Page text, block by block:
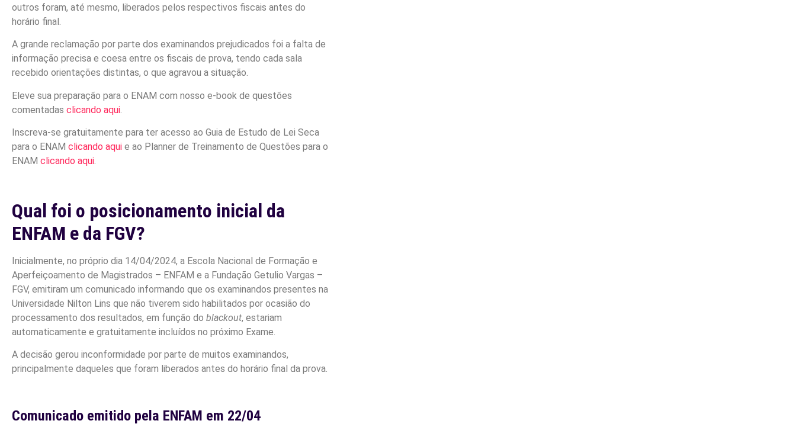
outros foram, até mesmo, liberados pelos respectivos fiscais antes do
horário final.
A grande reclamação por parte dos examinandos prejudicados foi a falta de
informação precisa e coesa entre os fiscais de prova, tendo cada sala
recebido orientações distintas, o que agravou a situação.
Eleve sua preparação para o ENAM com nosso e-book de questões
comentadas clicando aqui
Inscreva-se gratuitamente para ter acesso ao Guia de Estudo de Lei Seca
para o ENAM clicando aqui e ao Planner de Treinamento de Questões para o
ENAM clicando aqui.
Qual foi o posicionamento inicial da
ENFAM e da FGV?
Inicialmente, no próprio dia 14/04/2024, a Escola Nacional de Formação e
Aperfeiçoamento de Magistrados – ENFAM e a Fundação Getulio Vargas –
FGV, emitiram um comunicado informando que os examinandos presentes na
Universidade Nilton Lins que não tiverem sido habilitados por ocasião do
processamento dos resultados, em função do blackout, estariam
automaticamente e gratuitamente incluídos no próximo Exame.
A decisão gerou inconformidade por parte de muitos examinandos,
principalmente daqueles que foram liberados antes do horário final da prova.
Comunicado emitido pela ENFAM em 22/04